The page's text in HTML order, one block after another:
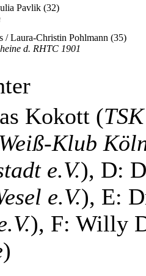
Pavlik (32)
/ Laura-Christin Pohlmann (35)
d. RHTC 1901
Kokott (
Klub
e.V.), D:
e.V.), E:
), F: Willy
)